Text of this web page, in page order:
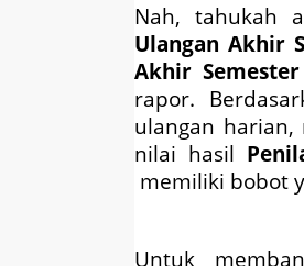
Nah, tahukah
Ulangan Akhir
Akhir Semester
rapor.
ulangan harian,
nilai hasil
memiliki bobot
Untuk